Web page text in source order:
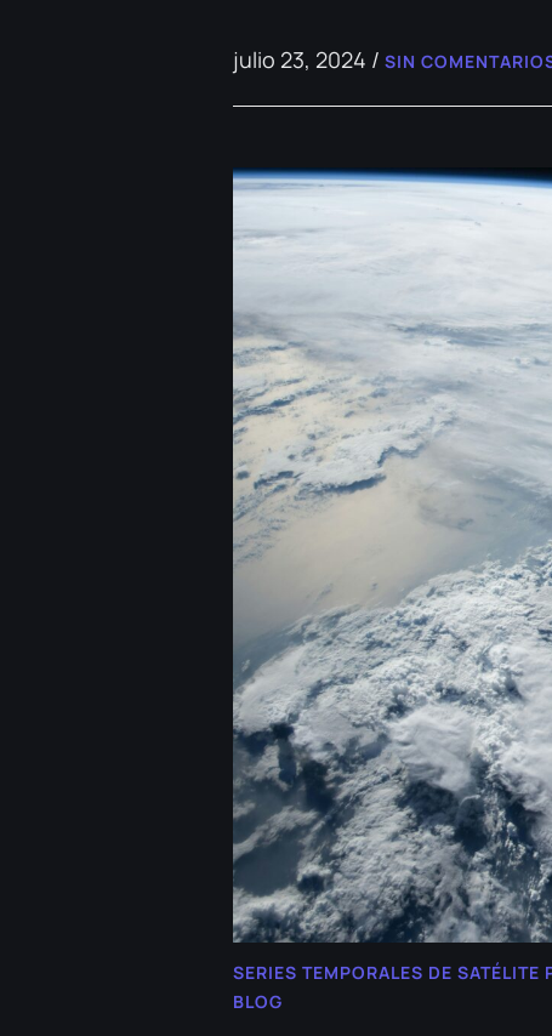
julio 23, 2024 / SIN
SERIES TEMPORALES DE SATÉLITE
BLOG